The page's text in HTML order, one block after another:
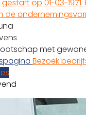
op 01-03-
de
met
Bezoek